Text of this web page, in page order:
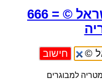
® בלייז בן דוד ישראל © = 666
למבוגרים